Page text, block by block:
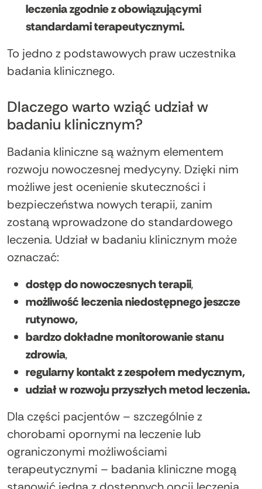
leczenia zgodnie z obowiązującymi
standardami terapeutycznymi.
To jedno z podstawowych praw uczestnika
badania klinicznego.
Dlaczego warto wziąć udział w
badaniu klinicznym?
Badania kliniczne są ważnym elementem
rozwoju nowoczesnej medycyny. Dzięki nim
możliwe jest ocenienie skuteczności i
bezpieczeństwa nowych terapii, zanim
zostaną wprowadzone do standardowego
leczenia. Udział w badaniu klinicznym może
oznaczać:
dostęp do nowoczesnych terapii,
możliwość leczenia niedostępnego jeszcze
rutynowo,
bardzo dokładne monitorowanie stanu
zdrowia,
regularny kontakt z zespołem medycznym,
udział w rozwoju przyszłych metod leczenia.
Dla części pacjentów – szczególnie z
chorobami opornymi na leczenie lub
ograniczonymi możliwościami
terapeutycznymi – badania kliniczne mogą